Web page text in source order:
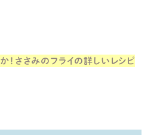
！ささみのフライの詳しいレシピ